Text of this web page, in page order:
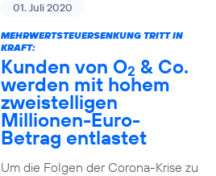
01. Juli 2020
MEHRWERTSTEUERSENKUNG TRITT IN
KRAFT:
Kunden von O2 & Co.
werden mit hohem
zweistelligen
Millionen-Euro-
Betrag entlastet
Um die Folgen der Corona-Krise zu